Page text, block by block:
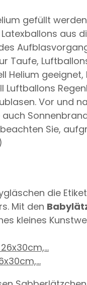
gefüllt
aus
Taufe,
geeignet,
Luftballons
Vor
Sie,
die
Mit den
kleines